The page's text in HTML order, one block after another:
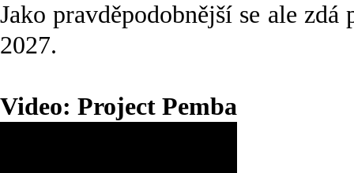
Jako pravděpodobnější se ale
2027.
Video: Project Pemba